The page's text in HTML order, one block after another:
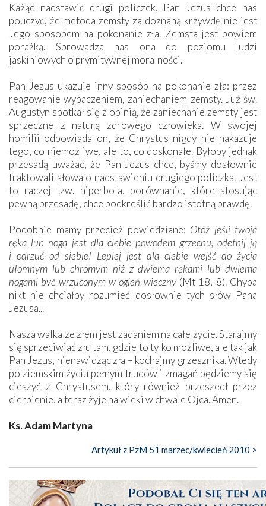
Każąc nadstawić drugi policzek, Pan Jezus chce nas
pouczyć, że metoda zemsty za doznaną krzywdę nie jest
Jego sposobem na pokonanie zła. Zemsta jest bowiem
porażką. Sprowadza nas ona do poziomu ludzi
jaskiniowych o prymitywnej moralności.
Pan Jezus ukazuje inny sposób na pokonanie zła: przez
reagowanie wybaczeniem, zaniechaniem zemsty. Już św.
Augustyn spotkał się z opinią, że zaniechanie zemsty jest
sprzeczne z naturą zdrowego człowieka. W swojej
homilii odpowiada on, że Chrystus nigdy nie nakazuje
tego, co niemożliwe, ale to, co doskonałe. Byłoby jednak
przesadą uważać, że Pan Jezus chce, byśmy dosłownie
traktowali słowa o nadstawieniu drugiego policzka. Jest
to raczej tzw. hiperbola, porównanie, które stosując
pewną przesadę, chce podkreślić bardzo istotną prawdę.
Podobnie mamy przecież powiedziane: Otóż jeśli twoja
ręka lub noga jest dla ciebie powodem grzechu, odetnij ją
i odrzuć od siebie! Lepiej jest dla ciebie wejść do życia
ułomnym lub chromym niż z dwiema rękami lub dwiema
nogami być wrzuconym w ogień wieczny(Mt 18, 8). Chyba
nikt nie chciałby rozumieć dosłownie tych słów Pana
Jezusa...
Nasza walka ze złem jest zadaniem na całe życie. Starajmy
się sprzeciwiać złu tam, gdzie to tylko możliwe, ale tak jak
Pan Jezus, nienawidząc zła – kochajmy grzesznika. Wtedy
po ziemskim życiu pełnym trudów i zmagań będziemy się
cieszyć z Chrystusem, który również przeszedł przez
cierpienie, a teraz żyje na wieki w chwale Ojca. Amen.
Ks. Adam Martyna
Artykuł z PzM 51 marzec/kwiecień 2010 >